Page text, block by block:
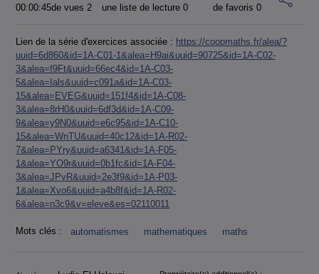
00:00:45de vues 2
une liste de lecture0
de favoris 0
Lien de la série d'exercices associée : https://coopmaths.fr/alea/?
uuid=6d860&id=1A-C01-1&alea=H9ai&uuid=90725&id=1A-C02-
3&alea=f9Ft&uuid=66ec4&id=1A-C03-
5&alea=Ials&uuid=c091a&id=1A-C03-
15&alea=EVEG&uuid=151f4&id=1A-C08-
3&alea=8rH0&uuid=6df3d&id=1A-C09-
9&alea=y9N0&uuid=e6c95&id=1A-C10-
15&alea=WnTU&uuid=40c12&id=1A-R02-
7&alea=PYry&uuid=a6341&id=1A-F05-
1&alea=YO9r&uuid=0b1fc&id=1A-F04-
3&alea=JPvR&uuid=2e3f9&id=1A-P03-
1&alea=Xvo6&uuid=a4b8f&id=1A-R02-
6&alea=n3c9&v=eleve&es=02110011
Mots clés : automatismes mathematiques maths